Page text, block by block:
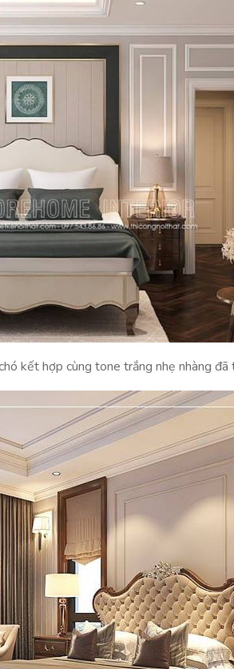
kết hợp cùng tone trắng nhẹ nhàng